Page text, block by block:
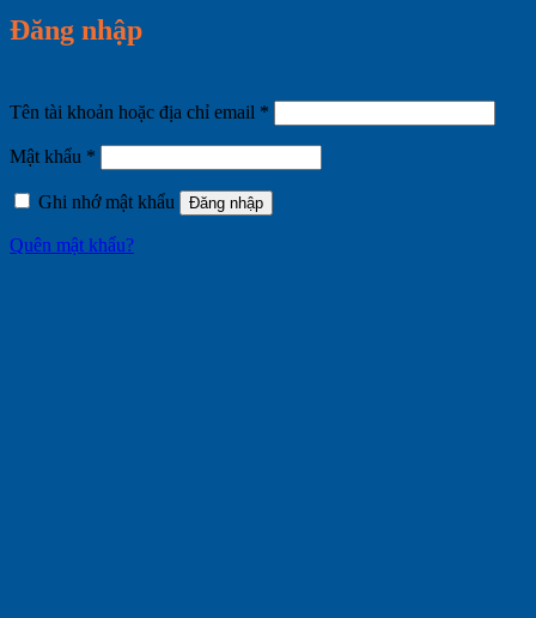
Đăng nhập
Tên tài khoản hoặc địa chỉ email *
buộc
Mật khẩu *
buộc
Ghi nhớ mật khẩu
Đăng nhập
Quên mật khẩu?